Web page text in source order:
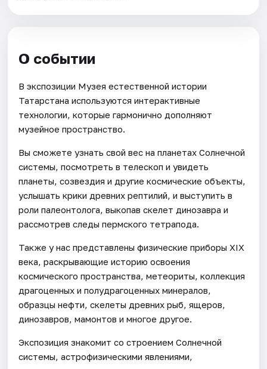
О событии
В экспозиции Музея естественной истории
Татарстана используются интерактивные
технологии, которые гармонично дополняют
музейное пространство.
Вы сможете узнать свой вес на планетах Солнечной
системы, посмотреть в телескоп и увидеть
планеты, созвездия и другие космические объекты,
услышать крики древних рептилий, и выступить в
роли палеонтолога, выкопав скелет динозавра и
рассмотрев следы пермского тетрапода.
Также у нас представлены физические приборы XIX
века, раскрывающие историю освоения
космического пространства, метеориты, коллекция
драгоценных и полудрагоценных минералов,
образцы нефти, скелеты древних рыб, ящеров,
динозавров, мамонтов и многое другое.
Экспозиция знакомит со строением Солнечной
системы, астрофизическими явлениями,